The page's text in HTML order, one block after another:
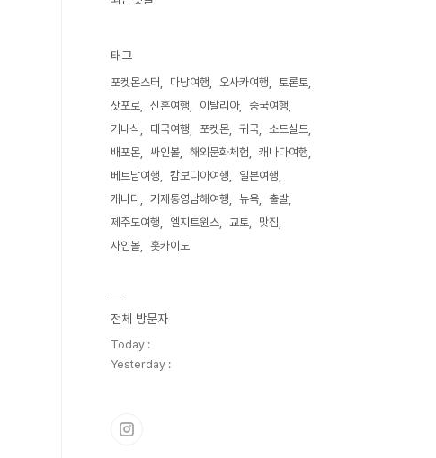
태그
포켓몬스터 다낭여행 오사카여행
토론토
삿포로
신혼여행 이탈리아
중국여행
기내식
태국여행 포켓몬 귀국
소드실드
배포몬
싸인볼 해외문화체험
캐나다여행
베트남여행
캄보디아여행
일본여행
캐나다
거제통영남해여행 뉴욕
출발
제주도여행
엘지트윈스 교토
맛집
사인볼
홋카이도
전체 방문자
Today :
Yesterday :